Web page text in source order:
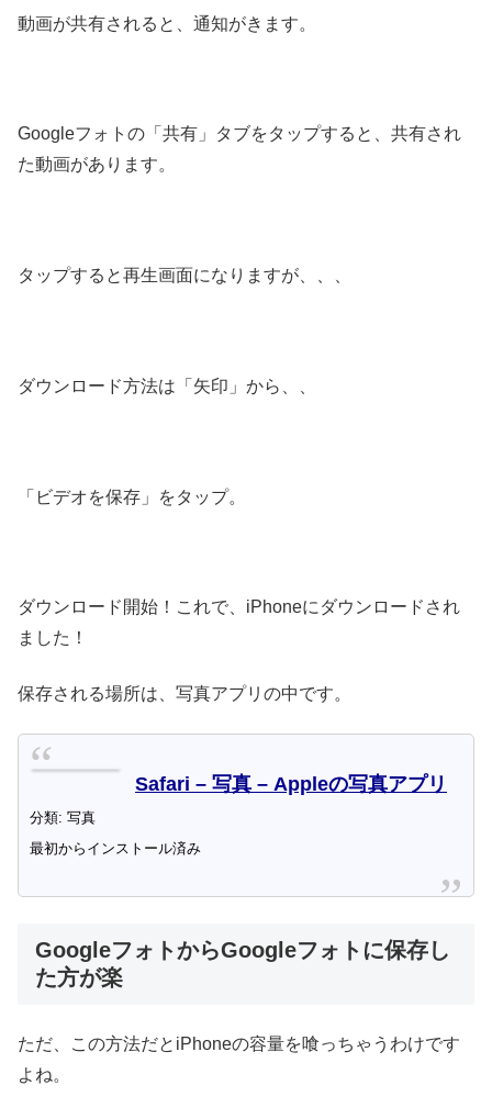
動画が共有されると、通知がきます。
Googleフォトの「共有」タブをタップすると、共有され
た動画があります。
タップすると再生画面になりますが、、、
ダウンロード方法は「矢印」から、、
「ビデオを保存」をタップ。
ダウンロード開始！これで、iPhoneにダウンロードされ
ました！
保存される場所は、写真アプリの中です。
Safari – 写真 – Appleの写真アプリ
分類: 写真
最初からインストール済み
GoogleフォトからGoogleフォトに保存し
た方が楽
ただ、この方法だとiPhoneの容量を喰っちゃうわけです
よね。